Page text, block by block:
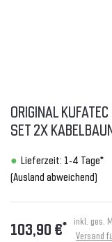
ORIGINAL
SET 2X
Lieferzeit: 1-4 Tage*
(Ausland abweichend)
103,90 €* inkl. ges.
Versand